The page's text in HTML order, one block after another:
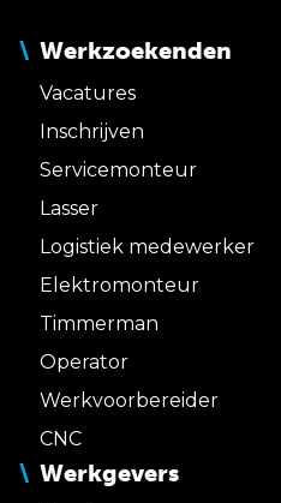
Werkzoekenden
Vacatures
Inschrijven
Servicemonteur
Lasser
Logistiek medewerker
Elektromonteur
Timmerman
Operator
Werkvoorbereider
CNC
Werkgevers